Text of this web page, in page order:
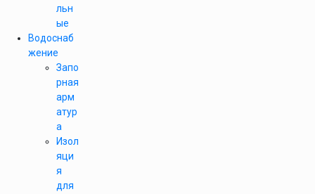
льн
ые
Водоснаб
жение
Запо
рная
арм
атур
а
Изол
яци
я
для